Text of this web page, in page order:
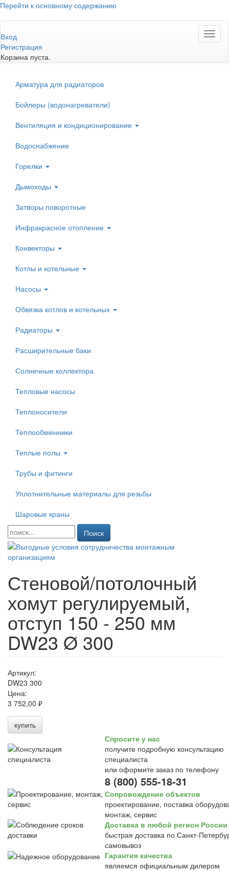
Перейти к основному содержанию
Вход
Регистрация
Корзина пуста.
Арматура для радиаторов
Бойлеры (водонагреватели)
Вентиляция и кондиционирование
Водоснабжение
Горелки
Дымоходы
Затворы поворотные
Инфракрасное отопление
Конвекторы
Котлы и котельные
Насосы
Обвязка котлов и котельных
Радиаторы
Расширительные баки
Солнечные коллектора
Тепловые насосы
Теплоносители
Теплообменники
Теплые полы
Трубы и фитинги
Уплотнительные материалы для резьбы
Шаровые краны
Поиск
Стеновой/потолочный
хомут регулируемый,
отступ 150 - 250 мм
DW23 Ø 300
Артикул:
DW23 300
Цена:
3 752,00 ₽
купить
Спросите у нас
получите подробную консультацию
специалиста
или оформите заказ по телефону
8 (800) 555-18-31
Сопровождение объектов
проектирование, поставка
монтаж, сервис
Доставка в любой регион России
быстрая доставка по Санкт-
самовывоз
Гарантия качества
являемся официальным дилером